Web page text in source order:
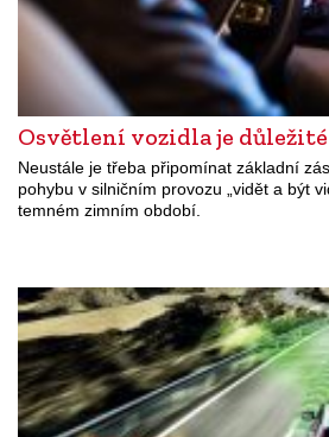
Osvětlení vozidla je důležité
Neustále je třeba připomínat základní
pohybu v silničním provozu „vidět a být
temném zimním období.